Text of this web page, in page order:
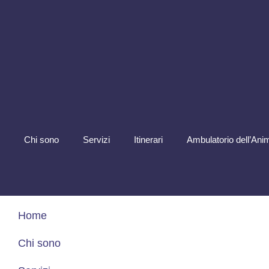
Chi sono Servizi Itinerari Ambulatorio
Home
Chi sono